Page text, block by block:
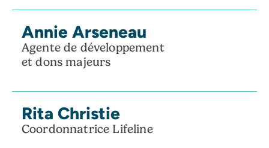
Annie Arseneau
Agente de développement
et dons majeurs
Rita Christie
Coordonnatrice Lifeline